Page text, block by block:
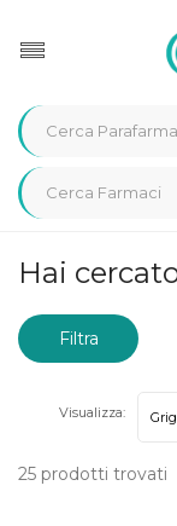
Home Marche
Hai
Filtra
25 prodotti trovati
Visualizza: